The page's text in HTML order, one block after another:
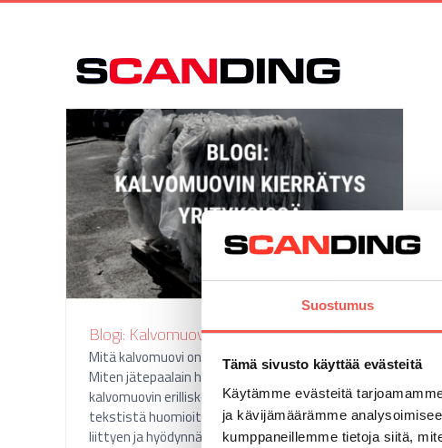
Suostumus
Tämä sivusto käyttää evästeitä
Käytämme evästeitä
ja kävijämäärämme
kumppaneillemme tietoja siitä,
Skip
Blogi: Kalvomuovin kierrätys yrityksissä
Mitä kalvomuovi on ja miten sitä tulisi kierrättää?
Miten jätepaalain hyödyttää yritystä
kalvomuovin erilliskeräyksessä? Lue tästä
tekstistä huomioita kalvomuovin kierrätykseen
liittyen ja hyödynnä vinkit omassa yrityksessäsi!